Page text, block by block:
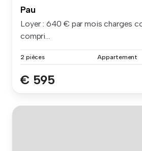
Pau
Loyer : 640 € par mois charges
compri...
2 pièces Appartement
€ 595